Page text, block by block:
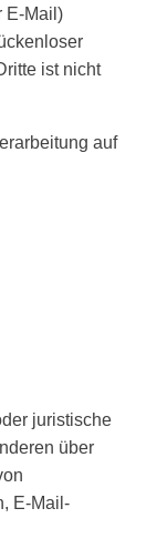
E-Mail)
ist nicht
auf
juristische
über
E-Mail-